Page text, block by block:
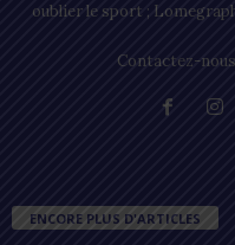
oublier le sport ;
Contactez-
ENCORE PLUS D'ARTICLES